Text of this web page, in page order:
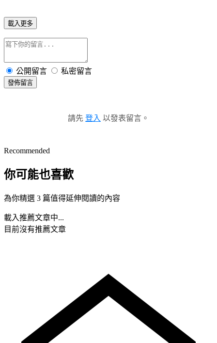
載入更多
公開留言 私密留言
發佈留言
請先 登入 以發表留言。
Recommended
你可能也喜歡
為你精選 3 篇值得延伸閱讀的內容
載入推薦文章中...
目前沒有推薦文章